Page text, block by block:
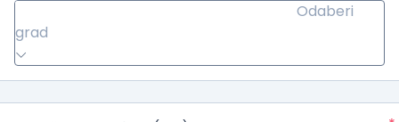
Odaberi
grad